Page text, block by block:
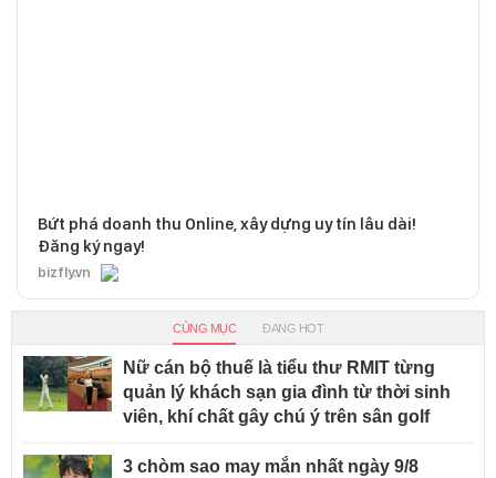
Bứt phá doanh thu Online, xây dựng uy tín lâu dài!
Đăng ký ngay!
bizfly.vn
CÙNG MỤC ĐANG HOT
Nữ cán bộ thuế là tiểu thư RMIT từng
quản lý khách sạn gia đình từ thời sinh
viên, khí chất gây chú ý trên sân golf
3 chòm sao may mắn nhất ngày 9/8